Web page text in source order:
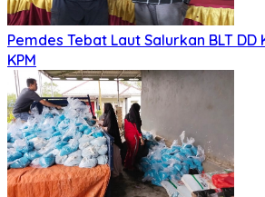
Pemdes Tebat Laut Salurkan BLT DD
KPM